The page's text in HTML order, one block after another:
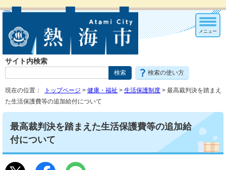
サイト内検索
検索の使い方
メニュー
現在の位置： トップページ > 健康・福祉 > 生活保護制度 > 最高裁判決を踏まえ
た生活保護費等の追加給付について
最高裁判決を踏まえた生活保護費等の追加給
付について